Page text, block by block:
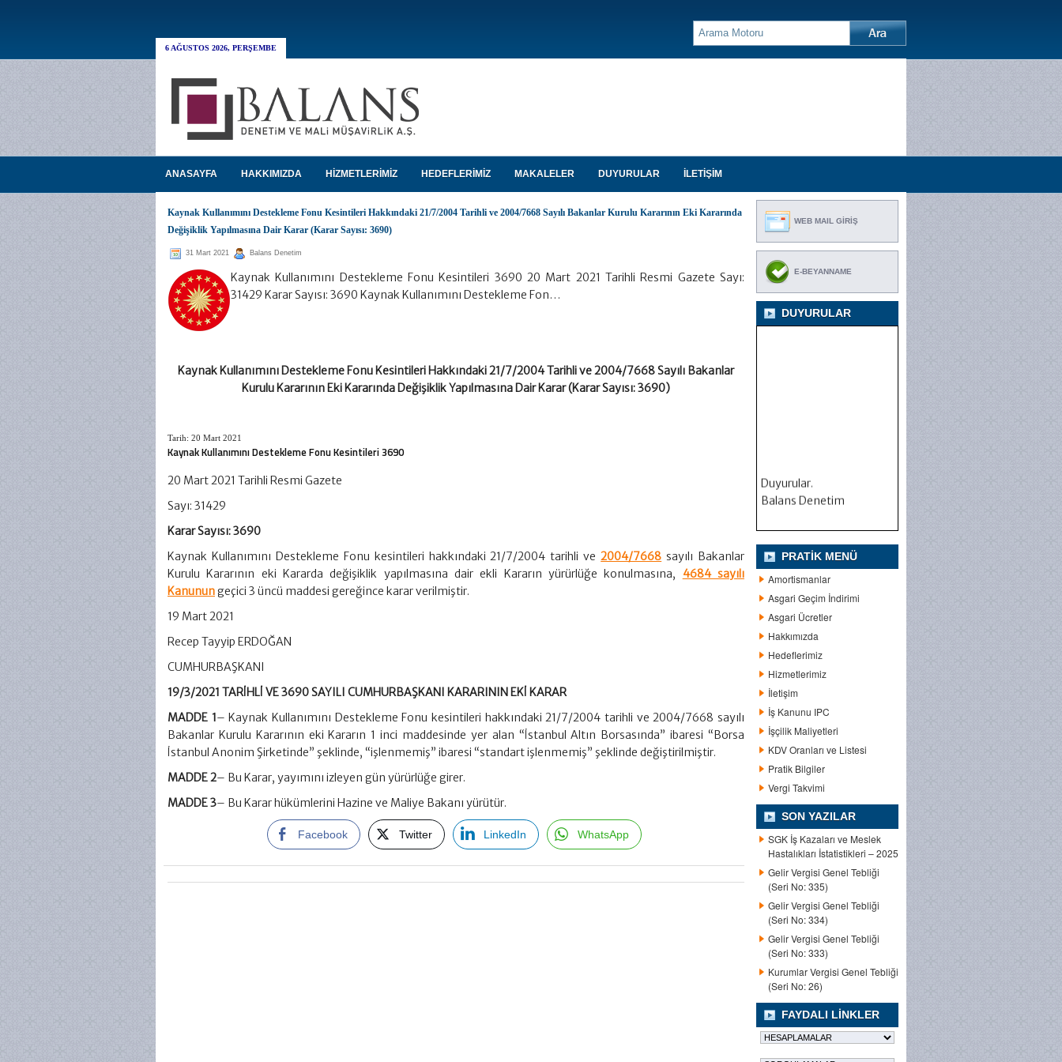
6 AĞUSTOS 2026, PERŞEMBE
ANASAYFA HAKKIMIZDA HİZMETLERİMİZ HEDEFLERİMİZ MAKALELER DUYURULAR İLETİŞİM
Kaynak Kullanımını Destekleme Fonu Kesintileri Hakkındaki 21/7/2004 Tarihli ve 2004/7668 Sayılı Bakanlar Kurulu Kararının Eki Kararında
Değişiklik Yapılmasına Dair Karar (Karar Sayısı: 3690)
31 Mart 2021 Balans Denetim
Kaynak Kullanımını Destekleme Fonu Kesintileri 3690 20 Mart 2021 Tarihli Resmi Gazete Sayı:
31429 Karar Sayısı: 3690 Kaynak Kullanımını Destekleme Fon…
Kaynak Kullanımını Destekleme Fonu Kesintileri Hakkındaki 21/7/2004 Tarihli ve 2004/7668 Sayılı Bakanlar
Kurulu Kararının Eki Kararında Değişiklik Yapılmasına Dair Karar (Karar Sayısı: 3690)
Tarih: 20 Mart 2021
Kaynak Kullanımını Destekleme Fonu Kesintileri 3690
20 Mart 2021 Tarihli Resmi Gazete
Sayı: 31429
Karar Sayısı: 3690
Kaynak Kullanımını Destekleme Fonu kesintileri hakkındaki 21/7/2004 tarihli ve2004/7668 sayılı Bakanlar
Kurulu Kararının eki Kararda değişiklik yapılmasına dair ekli Kararın yürürlüğe konulmasına, 4684 sayılı
Kanunungeçici 3 üncü maddesi gereğince karar verilmiştir.
19 Mart 2021
Recep Tayyip ERDOĞAN
CUMHURBAŞKANI
19/3/2021 TARİHLİ VE 3690 SAYILI CUMHURBAŞKANI KARARININ EKİ KARAR
MADDE 1– Kaynak Kullanımını Destekleme Fonu kesintileri hakkındaki 21/7/2004 tarihli ve 2004/7668 sayılı
Bakanlar Kurulu Kararının eki Kararın 1 inci maddesinde yer alan “İstanbul Altın Borsasında” ibaresi “Borsa
İstanbul Anonim Şirketinde” şeklinde, “işlenmemiş” ibaresi “standart işlenmemiş” şeklinde değiştirilmiştir.
MADDE 2– Bu Karar, yayımını izleyen gün yürürlüğe girer.
MADDE 3– Bu Karar hükümlerini Hazine ve Maliye Bakanı yürütür.
Facebook Twitter LinkedIn WhatsApp
WEB MAIL GİRİŞ
E-BEYANNAME
DUYURULAR
Duyurular.
Balans Denetim
PRATIK MENÜ
Amortismanlar
Asgari Geçim İndirimi
Asgari Ücretler
Hakkımızda
Hedeflerimiz
Hizmetlerimiz
İletişim
İş Kanunu IPC
İşçilik Maliyetleri
KDV Oranları ve Listesi
Pratik Bilgiler
Vergi Takvimi
SON YAZILAR
SGK İş Kazaları ve Meslek
Hastalıkları İstatistikleri – 2025
Gelir Vergisi Genel Tebliği
(Seri No: 335)
Gelir Vergisi Genel Tebliği
(Seri No: 334)
Gelir Vergisi Genel Tebliği
(Seri No: 333)
Kurumlar Vergisi Genel Tebliği
(Seri No: 26)
FAYDALI LINKLER